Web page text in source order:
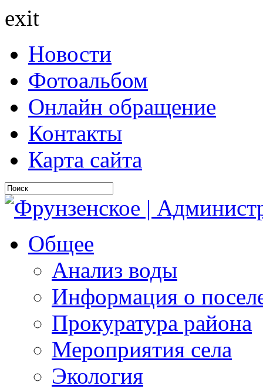
exit
Новости
Фотоальбом
Онлайн обращение
Контакты
Карта сайта
Общее
Анализ воды
Информация о
Прокуратура района
Мероприятия села
Экология